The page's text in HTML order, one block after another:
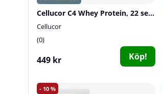
Cellucor C4 Whey Protein, 22 serv.
Cellucor
0
449 kr Köp!
10